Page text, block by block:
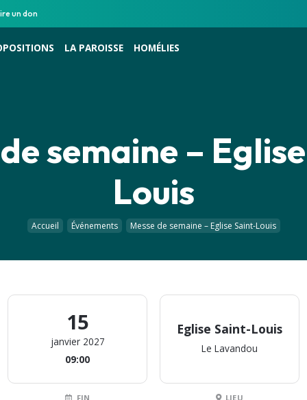
un don
LA PAROISSE HOMÉLIES
semaine –
Louis
Accueil Événements Messe de semaine – Eglise Saint-Louis
15
janvier 2027
09:00
FIN
Eglise Saint-Louis
Le Lavandou
LIEU